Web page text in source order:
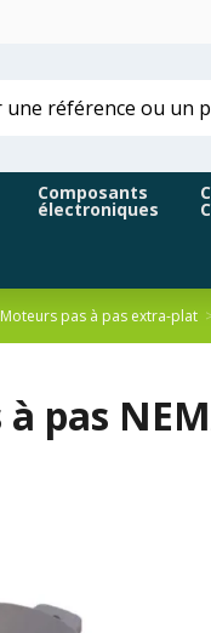
Composants
électroniques
Moteurs pas à pas extra-plat
pas